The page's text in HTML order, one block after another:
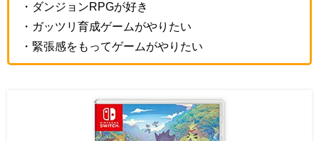
・ダンジョンRPGが好き
・ガッツリ育成ゲームがやりたい
・緊張感をもってゲームがやりたい